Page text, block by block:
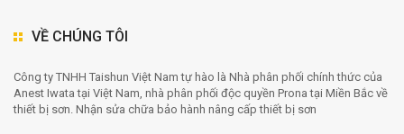
VỀ CHÚNG TÔI
Công ty TNHH Taishun Việt Nam tự hào là Nhà phân phối chính thức của
Anest Iwata tại Việt Nam, nhà phân phối độc quyền Prona tại Miền Bắc về
thiết bị sơn. Nhận sửa chữa bảo hành nâng cấp thiết bị sơn